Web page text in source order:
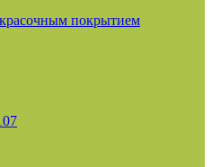
покрытием